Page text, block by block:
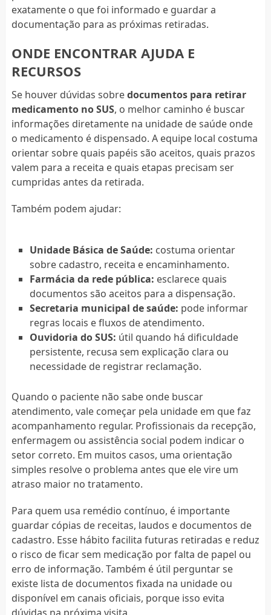
exatamente o que foi informado e guardar a
documentação para as próximas retiradas.
ONDE ENCONTRAR AJUDA E
RECURSOS
Se houver dúvidas sobredocumentos para retirar
medicamento no SUS, o melhor caminho é buscar
informações diretamente na unidade de saúde onde
o medicamento é dispensado. A equipe local costuma
orientar sobre quais papéis são aceitos, quais prazos
valem para a receita e quais etapas precisam ser
cumpridas antes da retirada.
Também podem ajudar:
Unidade Básica de Saúde: costuma orientar
sobre cadastro, receita e encaminhamento.
Farmácia da rede pública: esclarece quais
documentos são aceitos para a dispensação.
Secretaria municipal de saúde: pode informar
regras locais e fluxos de atendimento.
Ouvidoria do SUS: útil quando há dificuldade
persistente, recusa sem explicação clara ou
necessidade de registrar reclamação.
Quando o paciente não sabe onde buscar
atendimento, vale começar pela unidade em que faz
acompanhamento regular. Profissionais da recepção,
enfermagem ou assistência social podem indicar o
setor correto. Em muitos casos, uma orientação
simples resolve o problema antes que ele vire um
atraso maior no tratamento.
Para quem usa remédio contínuo, é importante
guardar cópias de receitas, laudos e documentos de
cadastro. Esse hábito facilita futuras retiradas e reduz
o risco de ficar sem medicação por falta de papel ou
erro de informação. Também é útil perguntar se
existe lista de documentos fixada na unidade ou
disponível em canais oficiais, porque isso evita
dúvidas na próxima visita.